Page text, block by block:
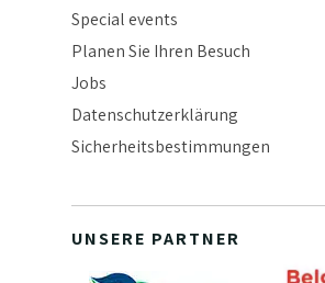
Special events
Planen Sie Ihren Besuch
Jobs
Datenschutzerklärung
Sicherheitsbestimmungen
UNSERE PARTNER